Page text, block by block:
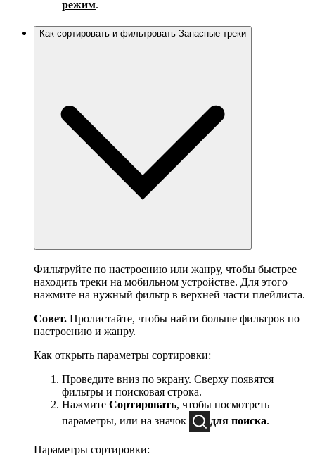
режим.
Как сортировать и фильтровать Запасные треки
Фильтруйте по настроению или жанру, чтобы быстрее
находить треки на мобильном устройстве. Для этого
нажмите на нужный фильтр в верхней части плейлиста.
Совет. Пролистайте, чтобы найти больше фильтров по
настроению и жанру.
Как открыть параметры сортировки:
Проведите вниз по экрану. Сверху появятся
фильтры и поисковая строка.
Нажмите Сортировать, чтобы посмотреть
параметры, или на значок
для поиска.
Параметры сортировки: